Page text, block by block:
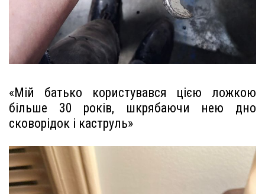
«Мій батько користувався цією ложкою
більше 30 років, шкрябаючи нею дно
сковорідок і каструль»